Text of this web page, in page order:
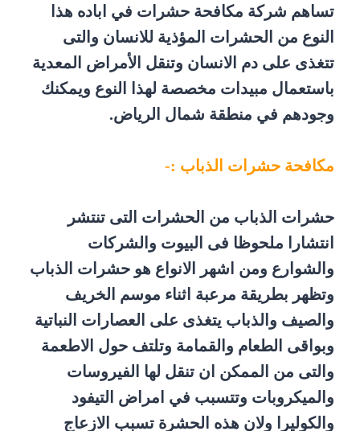
تساهم شركة مكافحة حشرات في اباده هذا
النوع من الحشرات المؤذية للانسان والتى
تتغذى على دم الانسان وتنقل الأمراض المعدية
باستعمال مبيدات مخصصة لهذا النوع ويمكنك
وجودهم في منطقة شمال الرياض.
مكافحة حشرات الذباب :-
حشرات الذباب من الحشرات التى تنتشر
انتشارا ملحوظا فى البيوت والشركات
والشوارع ومن اشهر الانواع هو حشرات الذباب
وتظهر بطريقة مرعبة اثناء موسم الخريف
والصيف والذباب يتغذى على العصارات النباتية
وبواقى الطعام والقمامة وتلتف حول الاطعمة
والتى من الممكن ان تنقل لها الفيروسات
والميكروبات وتتسبب في امراض التيفود
والكوليرا ولان هذه الحشرة تسبب الازعاج